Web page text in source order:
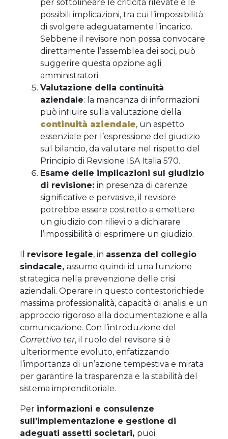
per sottolineare le criticità rilevate e le
possibili implicazioni, tra cui l’impossibilità
di svolgere adeguatamente l’incarico.
Sebbene il revisore non possa convocare
direttamente l’assemblea dei soci, può
suggerire questa opzione agli
amministratori.
Valutazione della continuità
aziendale: la mancanza di informazioni
può influire sulla valutazione della
continuità aziendale, un aspetto
essenziale per l’espressione del giudizio
sul bilancio, da valutare nel rispetto del
Principio di Revisione ISA Italia 570.
Esame delle implicazioni sul giudizio
di revisione: in presenza di carenze
significative e pervasive, il revisore
potrebbe essere costretto a emettere
un giudizio con rilievi o a dichiarare
l’impossibilità di esprimere un giudizio.
Il revisore legale, in assenza del collegio
sindacale, assume quindi id una funzione
strategica nella prevenzione delle crisi
aziendali. Operare in questo contestorichiede
massima professionalità, capacità di analisi e un
approccio rigoroso alla documentazione e alla
comunicazione. Con l’introduzione del
Correttivo ter, il ruolo del revisore si è
ulteriormente evoluto, enfatizzando
l’importanza di un’azione tempestiva e mirata
per garantire la trasparenza e la stabilità del
sistema imprenditoriale.
Per informazioni e consulenze
sull’implementazione e gestione di
adeguati assetti societari, puoi